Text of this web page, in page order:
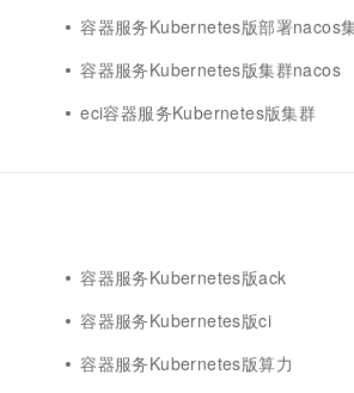
容器服务Kubernetes版部署nacos
容器服务Kubernetes版集群nacos
eci容器服务Kubernetes版集群
容器服务Kubernetes版ack
容器服务Kubernetes版ci
容器服务Kubernetes版算力